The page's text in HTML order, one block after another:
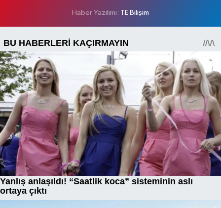
Haber Yazılımı: TE Bilişim